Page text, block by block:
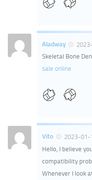
Aladway
Skeletal Bone
sale online
Vito
2023-01-
Hello, I believe
compatibility
Whenever I look